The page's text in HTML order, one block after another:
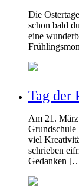
Die
schon bald
eine
Tag der
Am 21.
Grundschule
viel
schrieben
Gedanken